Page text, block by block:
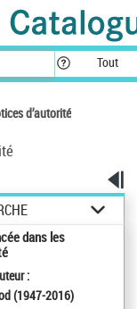
Tout
d’autorité
dans les
:
(1947-2016)